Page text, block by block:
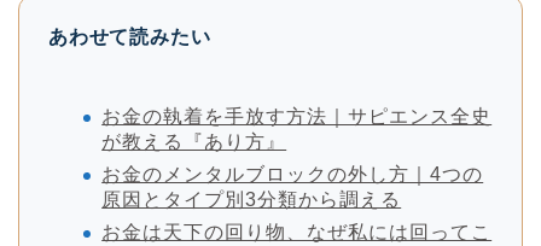
あわせて読みたい
お金の執着を手放す方法｜サピエンス全史
が教える『あり方』
お金のメンタルブロックの外し方｜4つの
原因とタイプ別3分類から調える
お金は天下の回り物、なぜ私には回ってこ